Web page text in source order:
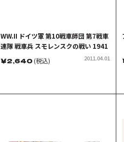
WW.II ドイツ軍 第10戦車師団 第7戦車
連隊 戦車兵 スモレンスクの戦い 1941
￥2,640(税込) 2011.04.01